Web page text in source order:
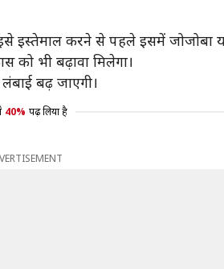
इस्तेमाल करने से पहले इसमें जोजोबा
को भी बढ़ावा मिलेगा।
बढ़ जाएगी।
40% पढ़ लिया है